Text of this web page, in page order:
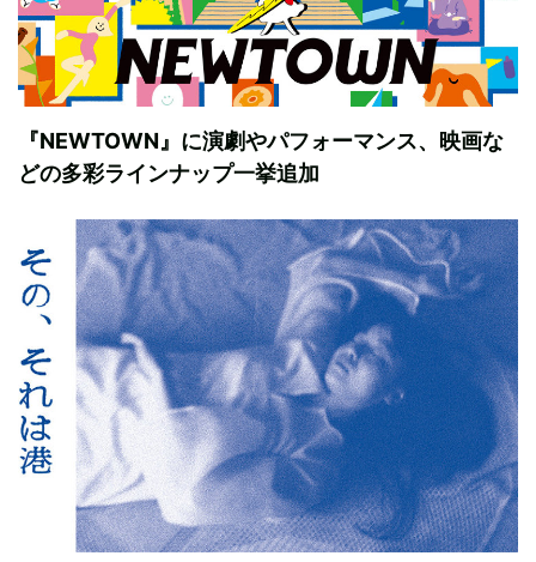
『NEWTOWN』に演劇やパフォーマンス、映画な
どの多彩ラインナップ一挙追加